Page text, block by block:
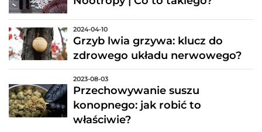
2024-04-10
Grzyb lwia grzywa: klucz do
zdrowego układu nerwowego?
2023-08-03
Przechowywanie suszu
konopnego: jak robić to
właściwie?